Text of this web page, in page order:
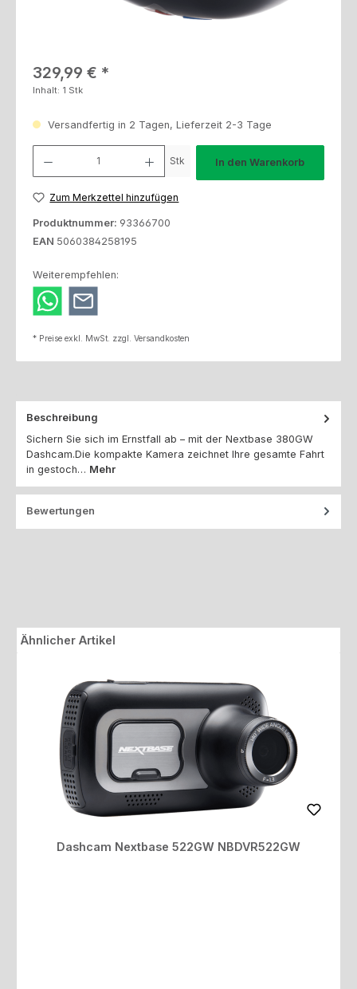
Regulärer Preis:
329,99 €
Inhalt: 1 Stk
Versandfertig in 2 Tagen, Lieferzeit 2-3 Tage
Stk In den Warenkorb
Zum Merkzettel hinzufügen
Produktnummer: 93366700
EAN 5060384258195
Weiterempfehlen:
* Preise exkl. MwSt. zzgl. Versandkosten
Beschreibung
Sichern Sie sich im Ernstfall ab – mit der Nextbase 380GW
Dashcam.Die kompakte Kamera zeichnet Ihre gesamte Fahrt
in gestoch… Mehr
Bewertungen
Produktgalerie überspringen
Ähnlicher Artikel
Dashcam Nextbase 522GW NBDVR522GW